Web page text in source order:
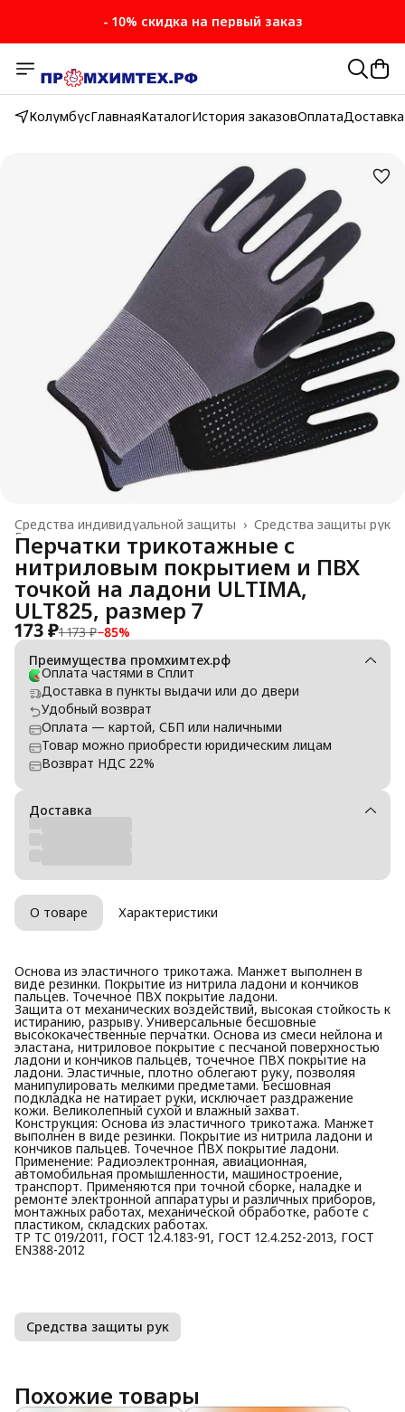
- 10% скидка на первый заказ
КолумбусГлавнаяКаталогИстория заказовОплатаДоставка
Средства защиты рук
Средства индивидуальной защиты ›
Главная
Перчатки трикотажные с
нитриловым покрытием и ПВХ
точкой на ладони ULTIMA,
ULT825, размер 7
173 ₽1 173 ₽−85%
Преимущества промхимтех.рф
Оплата частями в Сплит
Доставка в пункты выдачи или до двери
Удобный возврат
Оплата — картой, СБП или наличными
Товар можно приобрести юридическим лицам
Возврат НДС 22%
Доставка
О товаре Характеристики
Основа из эластичного трикотажа. Манжет выполнен в
виде резинки. Покрытие из нитрила ладони и кончиков
пальцев. Точечное ПВХ покрытие ладони.
Защита от механических воздействий, высокая стойкость к
истиранию, разрыву. Универсальные бесшовные
высококачественные перчатки. Основа из смеси нейлона и
эластана, нитриловое покрытие с песчаной поверхностью
ладони и кончиков пальцев, точечное ПВХ покрытие на
ладони. Эластичные, плотно облегают руку, позволяя
манипулировать мелкими предметами. Бесшовная
подкладка не натирает руки, исключает раздражение
кожи. Великолепный сухой и влажный захват.
Конструкция: Основа из эластичного трикотажа. Манжет
выполнен в виде резинки. Покрытие из нитрила ладони и
кончиков пальцев. Точечное ПВХ покрытие ладони.
Применение: Радиоэлектронная, авиационная,
автомобильная промышленности, машиностроение,
транспорт. Применяются при точной сборке, наладке и
ремонте электронной аппаратуры и различных приборов,
монтажных работах, механической обработке, работе с
пластиком, складских работах.
ТР ТС 019/2011, ГОСТ 12.4.183-91, ГОСТ 12.4.252-2013, ГОСТ
EN388-2012
Средства защиты рук
Похожие товары